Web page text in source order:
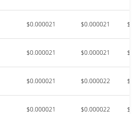
$0.000021 $0.000021
$0.000021 $0.000021
$0.000021 $0.000022
$0.000021 $0.000022